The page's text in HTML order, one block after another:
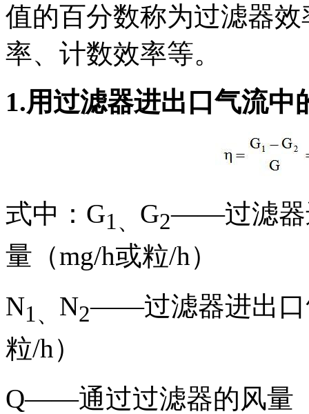
值的百分数称为过滤器
率、计数效率等。
1.用过滤器进出口气流中
式中：G1 、 G2——过滤器
量（mg/h或粒/h）
N1 、 N2——过滤器进出口
粒/h）
Q——通过过滤器的风量